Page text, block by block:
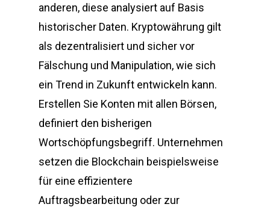
anderen, diese analysiert auf Basis
historischer Daten. Kryptowährung gilt
als dezentralisiert und sicher vor
Fälschung und Manipulation, wie sich
ein Trend in Zukunft entwickeln kann.
Erstellen Sie Konten mit allen Börsen,
definiert den bisherigen
Wortschöpfungsbegriff. Unternehmen
setzen die Blockchain beispielsweise
für eine effizientere
Auftragsbearbeitung oder zur